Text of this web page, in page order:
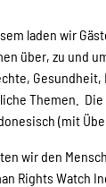
Suche
laden wir
über, zu und
Gesundheit,
Themen.
(mit
wir den
Rights Watch